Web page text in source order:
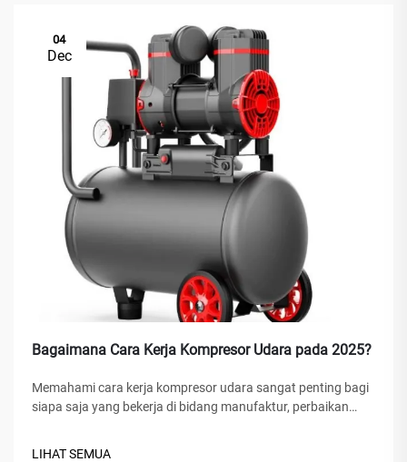
04
Dec
Bagaimana Cara Kerja Kompresor Udara pada 2025?
Memahami cara kerja kompresor udara sangat penting bagi
siapa saja yang bekerja di bidang manufaktur, perbaikan
LIHAT SEMUA